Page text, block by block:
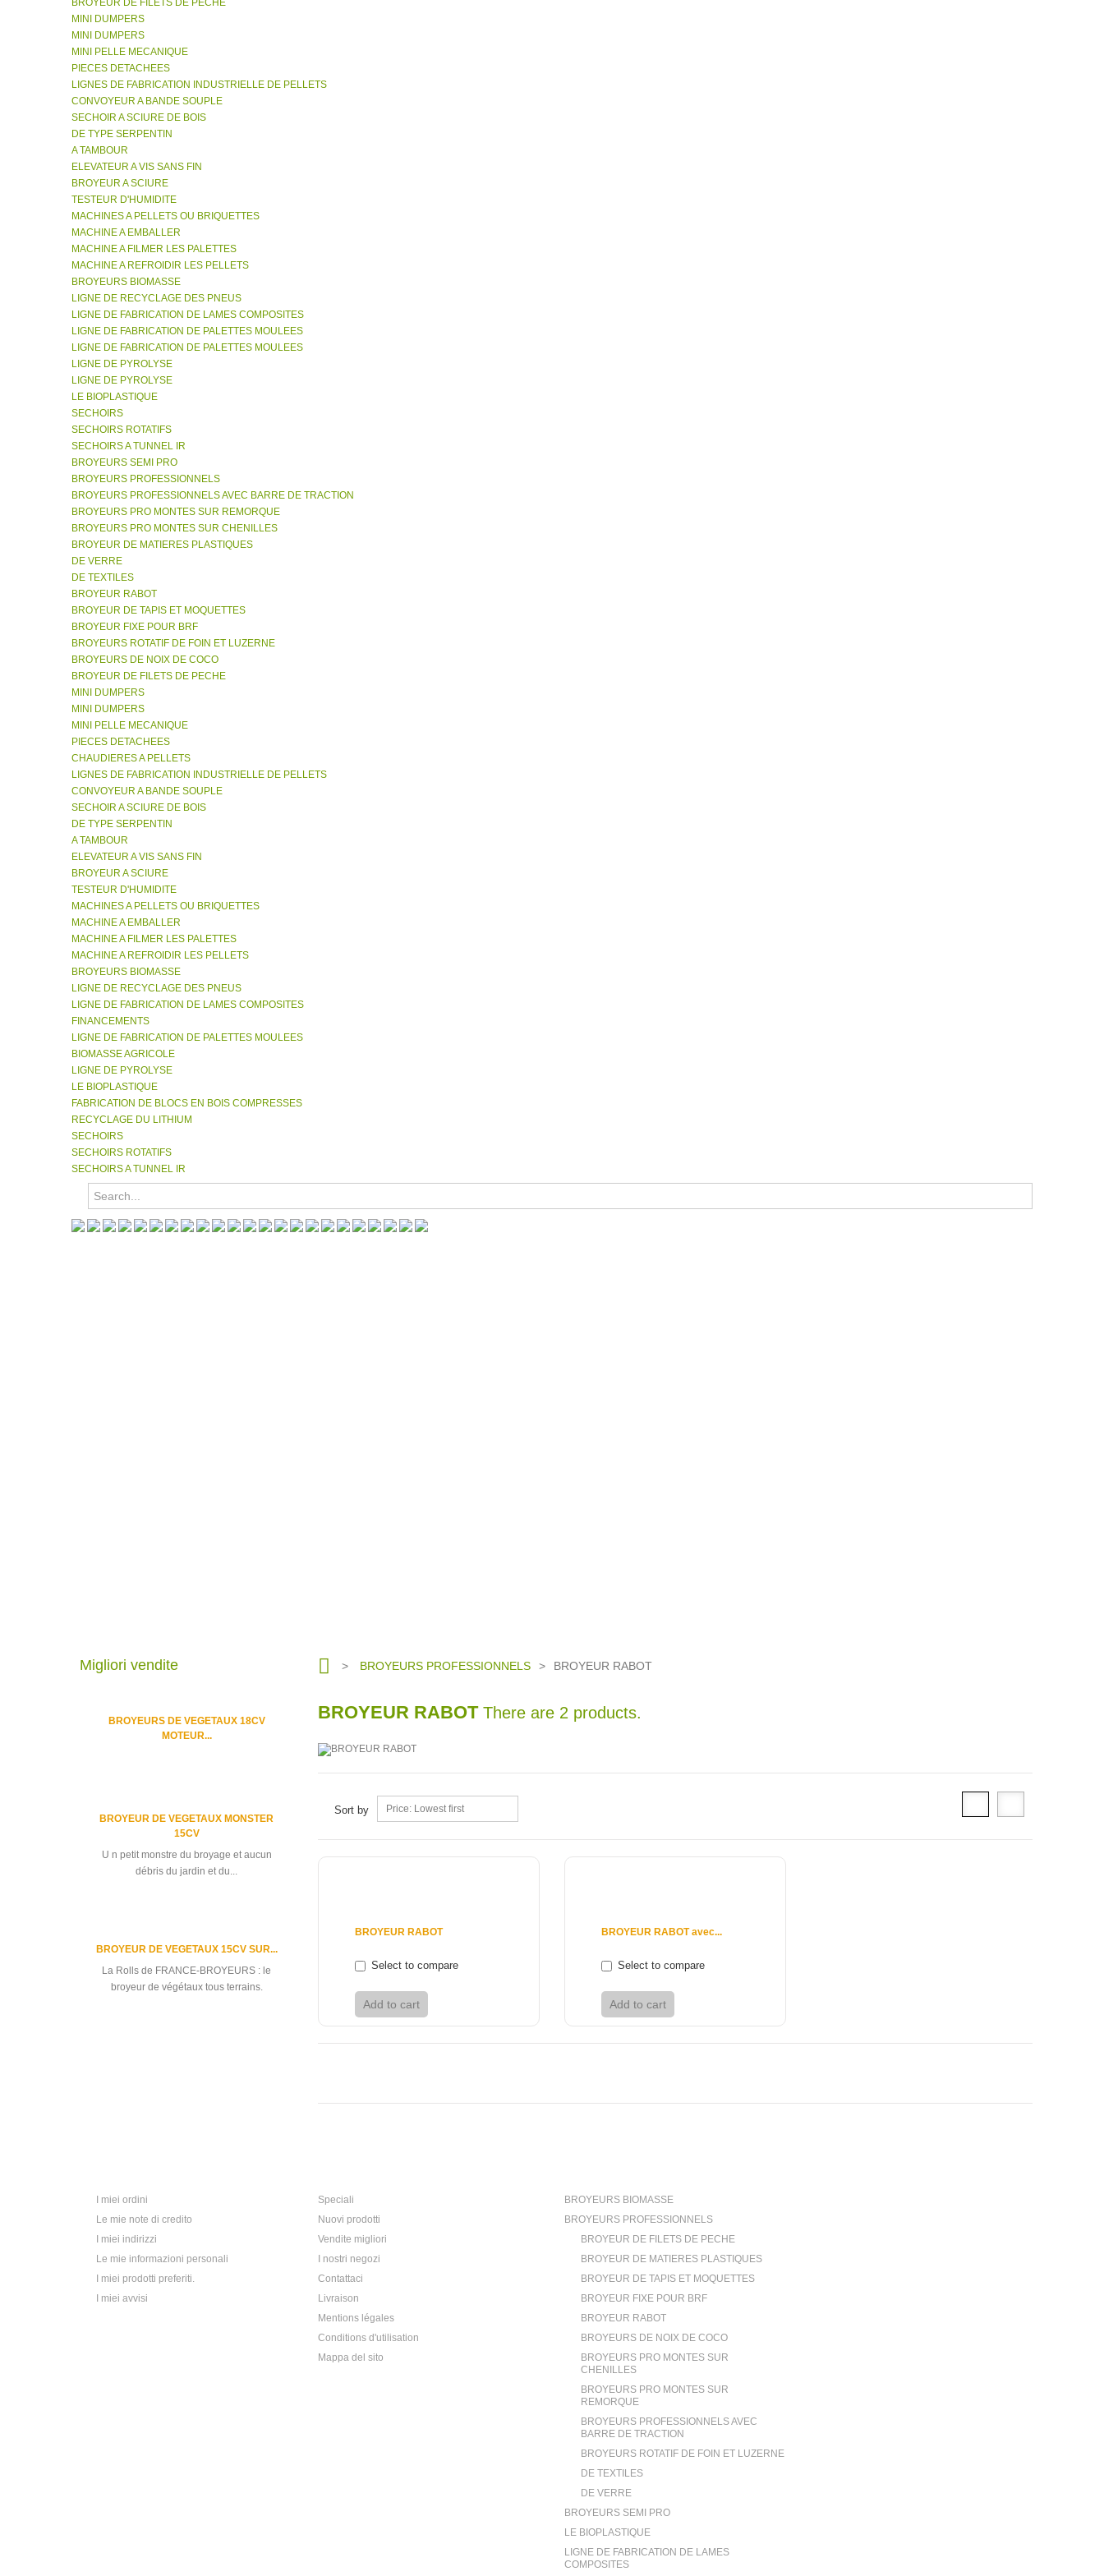
BROYEUR DE FILETS DE PECHE
MINI DUMPERS
MINI DUMPERS
MINI PELLE MECANIQUE
PIECES DETACHEES
LIGNES DE FABRICATION INDUSTRIELLE DE PELLETS
CONVOYEUR A BANDE SOUPLE
SECHOIR A SCIURE DE BOIS
DE TYPE SERPENTIN
A TAMBOUR
ELEVATEUR A VIS SANS FIN
BROYEUR A SCIURE
TESTEUR D'HUMIDITE
MACHINES A PELLETS OU BRIQUETTES
MACHINE A EMBALLER
MACHINE A FILMER LES PALETTES
MACHINE A REFROIDIR LES PELLETS
BROYEURS BIOMASSE
LIGNE DE RECYCLAGE DES PNEUS
LIGNE DE FABRICATION DE LAMES COMPOSITES
LIGNE DE FABRICATION DE PALETTES MOULEES
LIGNE DE FABRICATION DE PALETTES MOULEES
LIGNE DE PYROLYSE
LIGNE DE PYROLYSE
LE BIOPLASTIQUE
SECHOIRS
SECHOIRS ROTATIFS
SECHOIRS A TUNNEL IR
BROYEURS SEMI PRO
BROYEURS PROFESSIONNELS
BROYEURS PROFESSIONNELS AVEC BARRE DE TRACTION
BROYEURS PRO MONTES SUR REMORQUE
BROYEURS PRO MONTES SUR CHENILLES
BROYEUR DE MATIERES PLASTIQUES
DE VERRE
DE TEXTILES
BROYEUR RABOT
BROYEUR DE TAPIS ET MOQUETTES
BROYEUR FIXE POUR BRF
BROYEURS ROTATIF DE FOIN ET LUZERNE
BROYEURS DE NOIX DE COCO
BROYEUR DE FILETS DE PECHE
MINI DUMPERS
MINI DUMPERS
MINI PELLE MECANIQUE
PIECES DETACHEES
CHAUDIERES A PELLETS
LIGNES DE FABRICATION INDUSTRIELLE DE PELLETS
CONVOYEUR A BANDE SOUPLE
SECHOIR A SCIURE DE BOIS
DE TYPE SERPENTIN
A TAMBOUR
ELEVATEUR A VIS SANS FIN
BROYEUR A SCIURE
TESTEUR D'HUMIDITE
MACHINES A PELLETS OU BRIQUETTES
MACHINE A EMBALLER
MACHINE A FILMER LES PALETTES
MACHINE A REFROIDIR LES PELLETS
BROYEURS BIOMASSE
LIGNE DE RECYCLAGE DES PNEUS
LIGNE DE FABRICATION DE LAMES COMPOSITES
FINANCEMENTS
LIGNE DE FABRICATION DE PALETTES MOULEES
BIOMASSE AGRICOLE
LIGNE DE PYROLYSE
LE BIOPLASTIQUE
FABRICATION DE BLOCS EN BOIS COMPRESSES
RECYCLAGE DU LITHIUM
SECHOIRS
SECHOIRS ROTATIFS
SECHOIRS A TUNNEL IR
> BROYEURS PROFESSIONNELS > BROYEUR RABOT
BROYEUR RABOTThere are 2 products.
Sort by Price: Lowest first
BROYEUR RABOT
Select to compare
Add to cart
BROYEUR RABOT avec...
Select to compare
Add to cart
Migliori vendite
BROYEURS DE VEGETAUX 18CV
MOTEUR...
BROYEUR DE VEGETAUX MONSTER
15CV
U n petit monstre du broyage et aucun
débris du jardin et du...
BROYEUR DE VEGETAUX 15CV SUR...
La Rolls de FRANCE-BROYEURS : le
broyeur de végétaux tous terrains.
I miei ordini
Le mie note di credito
I miei indirizzi
Le mie informazioni personali
I miei prodotti preferiti.
I miei avvisi
Speciali
Nuovi prodotti
Vendite migliori
I nostri negozi
Contattaci
Livraison
Mentions légales
Conditions d'utilisation
Mappa del sito
BROYEURS BIOMASSE
BROYEURS PROFESSIONNELS
BROYEUR DE FILETS DE PECHE
BROYEUR DE MATIERES PLASTIQUES
BROYEUR DE TAPIS ET MOQUETTES
BROYEUR FIXE POUR BRF
BROYEUR RABOT
BROYEURS DE NOIX DE COCO
BROYEURS PRO MONTES SUR
CHENILLES
BROYEURS PRO MONTES SUR
REMORQUE
BROYEURS PROFESSIONNELS AVEC
BARRE DE TRACTION
BROYEURS ROTATIF DE FOIN ET LUZERNE
DE TEXTILES
DE VERRE
BROYEURS SEMI PRO
LE BIOPLASTIQUE
LIGNE DE FABRICATION DE LAMES
COMPOSITES